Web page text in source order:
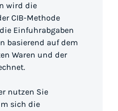
wird die
CIB-Methode
Einfuhrabgaben
basierend auf dem
Waren und der
nutzen Sie
sich die